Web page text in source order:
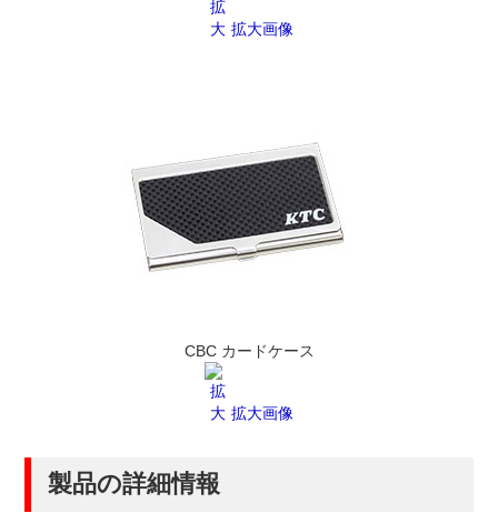
拡大画像
CBC カードケース
拡大画像
製品の詳細情報